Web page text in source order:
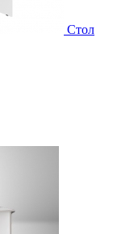
Стол